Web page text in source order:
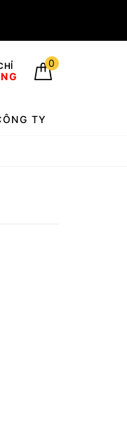
0
TY